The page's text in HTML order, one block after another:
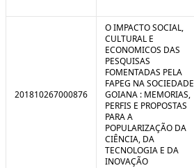
201810267000876
O IMPACTO SOCIAL,
CULTURAL E
ECONOMICOS DAS
PESQUISAS
FOMENTADAS PELA
FAPEG NA SOCIEDADE
GOIANA : MEMORIAS,
PERFIS E PROPOSTAS
PARA A
POPULARIZAÇÃO DA
CIÊNCIA, DA
TECNOLOGIA E DA
INOVAÇÃO